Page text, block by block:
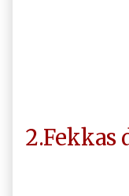
2.Fekkas